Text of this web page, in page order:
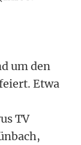
um den
Etwa
TV